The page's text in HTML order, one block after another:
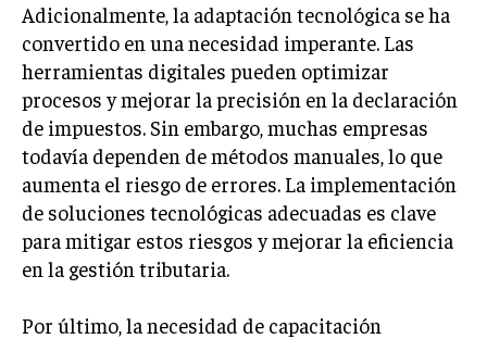
TRANSFORMACIÓN DIGITAL
ANALÍTICA EMPRESARIAL Y BUSINESS
INTELLIGENCE
CIBERSEGURIDAD EMPRESARIAL
ESTRATEGIA
EMPRESAS FAMILIARES Y SUCESIÓN
GESTIÓN DEL RIESGO EMPRESARIAL
NEGOCIACIÓN Y RESOLUCIÓN DE CONFLICTOS
DERECHO EMPRESARIAL Y REGULACIONES
Adicionalmente, la adaptación tecnológica se ha
convertido en una necesidad imperante. Las
herramientas digitales pueden optimizar
procesos y mejorar la precisión en la declaración
de impuestos. Sin embargo, muchas empresas
todavía dependen de métodos manuales, lo que
aumenta el riesgo de errores. La implementación
de soluciones tecnológicas adecuadas es clave
para mitigar estos riesgos y mejorar la eficiencia
en la gestión tributaria.
Por último, la necesidad de capacitación